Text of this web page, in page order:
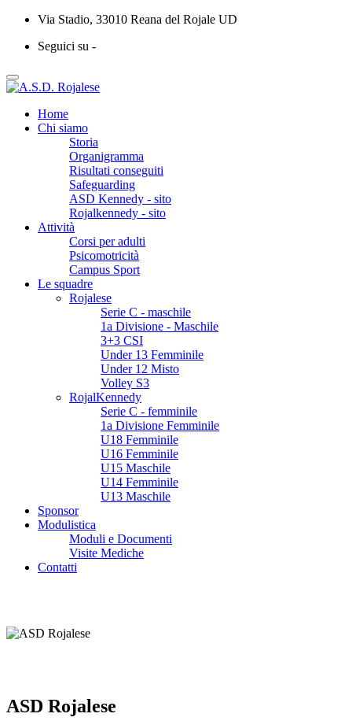
Via Stadio, 33010 Reana del Rojale UD
Seguici su -
Home
Chi siamo
Storia
Organigramma
Risultati conseguiti
Safeguarding
ASD Kennedy - sito
Rojalkennedy - sito
Attività
Corsi per adulti
Psicomotricità
Campus Sport
Le squadre
Rojalese
Serie C - maschile
1a Divisione - Maschile
3+3 CSI
Under 13 Femminile
Under 12 Misto
Volley S3
RojalKennedy
Serie C - femminile
1a Divisione Femminile
U18 Femminile
U16 Femminile
U15 Maschile
U14 Femminile
U13 Maschile
Sponsor
Modulistica
Moduli e Documenti
Visite Mediche
Contatti
ASD Rojalese